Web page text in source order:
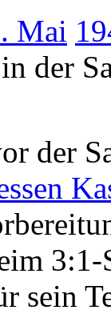
Mai
der
der
3:1-
sein